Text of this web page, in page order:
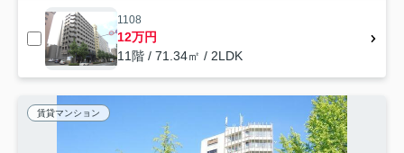
1108
12万円
11階 / 71.34㎡ / 2LDK
賃貸マンション